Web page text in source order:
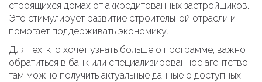
строящихся домах от аккредитованных застройщиков.
Это стимулирует развитие строительной отрасли и
помогает поддерживать экономику.
Для тех, кто хочет узнать больше о программе, важно
обратиться в банк или специализированное агентство:
там можно получить актуальные данные о доступных